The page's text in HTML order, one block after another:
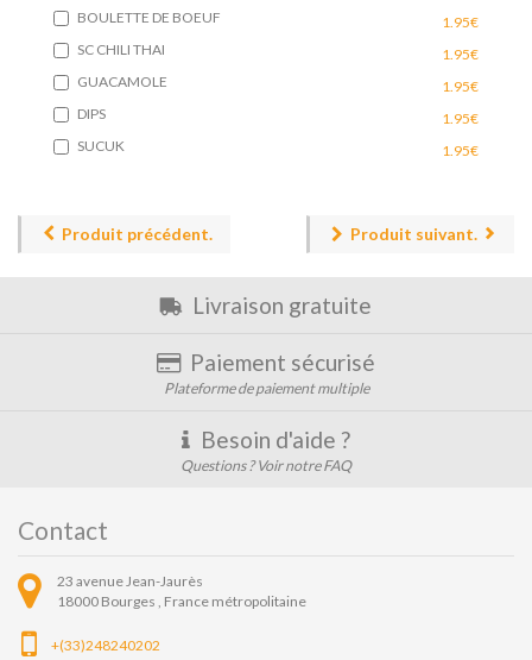
BOULETTE DE BOEUF
1.95€
SC CHILI THAI
1.95€
GUACAMOLE
1.95€
DIPS
1.95€
SUCUK
1.95€
Produit précédent. Produit suivant.
Livraison gratuite
Paiement sécurisé
Plateforme de paiement multiple
Besoin d'aide ?
Questions ? Voir notre FAQ
Contact
23 avenue Jean-Jaurès
18000 Bourges , France métropolitaine
+(33)248240202